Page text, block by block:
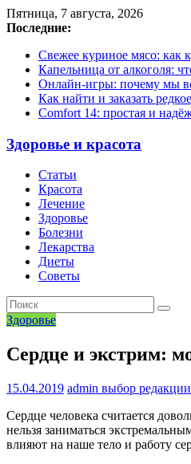
Пятница, 7 августа, 2026
Последние:
Свежее куриное мясо: как
Капельница от алкоголя:
Онлайн-игры: почему мы
Как найти и заказать
Comfort 14: простая и
Здоровье и красота
Статьи
Красота
Лечение
Здоровье
Болезни
Лекарства
Диеты
Советы
Здоровье
Сердце и экстрим:
15.04.2019 admin выбор редакции
Сердце человека считается
нельзя заниматься
влияют на наше тело и работу